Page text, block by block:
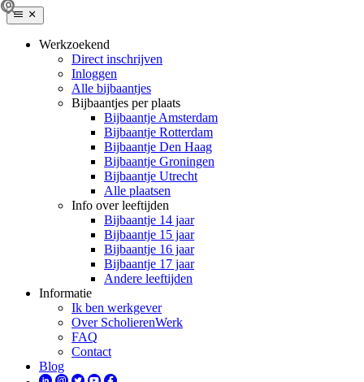
Werkzoekend
Direct inschrijven
Inloggen
Alle bijbaantjes
Bijbaantjes per plaats
Bijbaantje Amsterdam
Bijbaantje Rotterdam
Bijbaantje Den Haag
Bijbaantje Groningen
Bijbaantje Utrecht
Alle plaatsen
Info over leeftijden
Bijbaantje 14 jaar
Bijbaantje 15 jaar
Bijbaantje 16 jaar
Bijbaantje 17 jaar
Andere leeftijden
Informatie
Ik ben werkgever
Over ScholierenWerk
FAQ
Contact
Blog